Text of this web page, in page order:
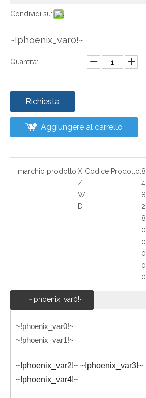
Condividi su:
~!phoenix_var0!~
Quantità:
Richiesta
Aggiungere al carrello
marchio prodotto:X
Z
W
D
Codice Prodotto:8
4
8
2
8
0
0
0
0
0
~!phoenix_var0!~
~!phoenix_var0!~
~!phoenix_var1!~
~!phoenix_var2!~ ~!phoenix_var3!~
~!phoenix_var4!~